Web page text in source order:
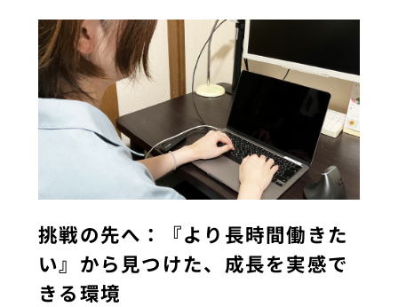
挑戦の先へ：『より長時間働きた
い』から見つけた、成長を実感で
きる環境